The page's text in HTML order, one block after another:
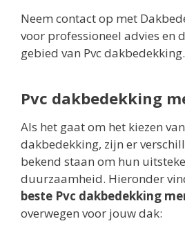
Neem contact op met
voor professioneel advies en
gebied van Pvc dakbedekking.
Pvc dakbedekking
Als het gaat om het kiezen
dakbedekking, zijn er
bekend staan om hun
duurzaamheid. Hieronder
beste Pvc dakbedekking
overwegen voor jouw dak: